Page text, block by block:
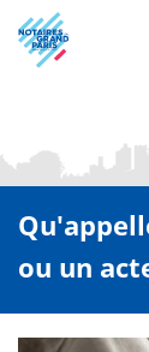
Aller
au
contenu
ou un